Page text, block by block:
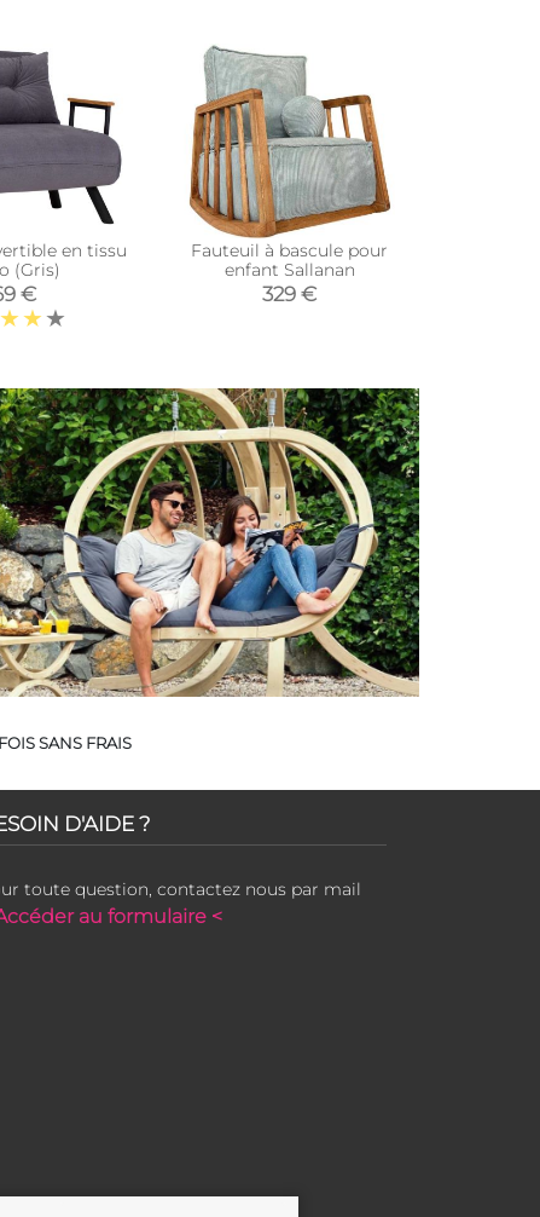
en tissu
(Gris)
€
Fauteuil à bascule pour
enfant Sallanan
329 €
SANS FRAIS
D'AIDE ?
toute question, contactez nous par mail
au formulaire <